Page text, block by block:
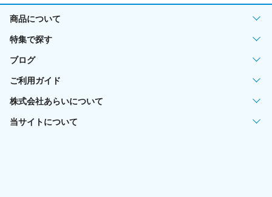
商品について
特集で探す
ブログ
ご利用ガイド
株式会社あらいについて
当サイトについて